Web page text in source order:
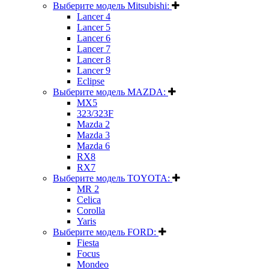
Выберите модель Mitsubishi:
Lancer 4
Lancer 5
Lancer 6
Lancer 7
Lancer 8
Lancer 9
Eclipse
Выберите модель MAZDA:
MX5
323/323F
Mazda 2
Mazda 3
Mazda 6
RX8
RX7
Выберите модель TOYOTA:
MR 2
Celica
Corolla
Yaris
Выберите модель FORD:
Fiesta
Focus
Mondeo